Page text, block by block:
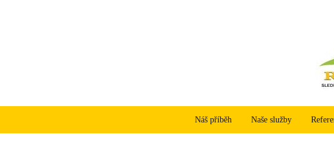
Náš příběh Naše služby